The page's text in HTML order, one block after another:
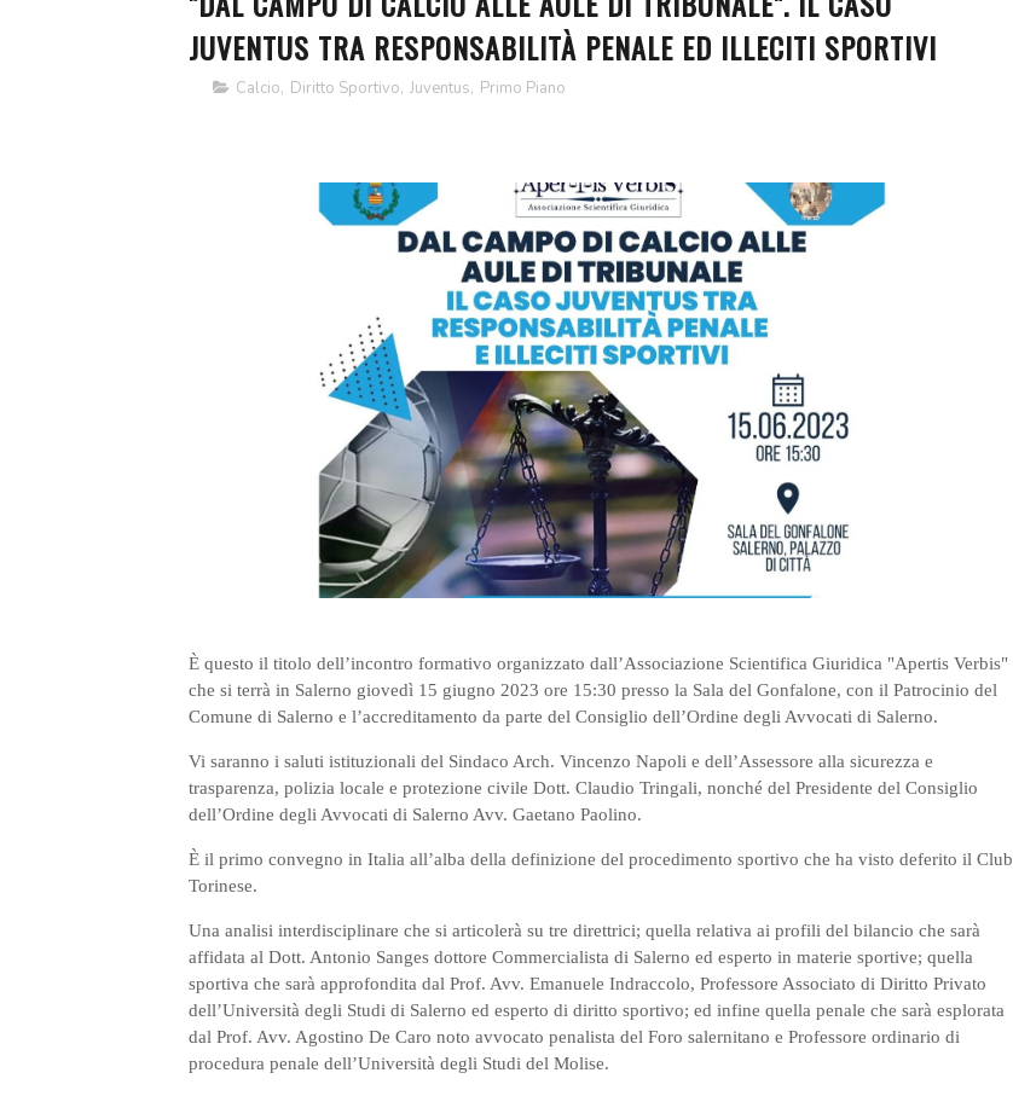
JUVENTUS TRA RESPONSABILITÀ PENALE ED ILLECITI SPORTIVI
Calcio, Diritto Sportivo, Juventus, Primo Piano
È questo il titolo dell’incontro formativo organizzato dall’Associazione Scientifica Giuridica "Apertis Verbis"
che si terrà in Salerno giovedì 15 giugno 2023 ore 15:30 presso la Sala del Gonfalone, con il Patrocinio del
Comune di Salerno e l’accreditamento da parte del Consiglio dell’Ordine degli Avvocati di Salerno.
Vi saranno i saluti istituzionali del Sindaco Arch. Vincenzo Napoli e dell’Assessore alla sicurezza e
trasparenza, polizia locale e protezione civile Dott. Claudio Tringali, nonché del Presidente del Consiglio
dell’Ordine degli Avvocati di Salerno Avv. Gaetano Paolino.
È il primo convegno in Italia all’alba della definizione del procedimento sportivo che ha visto deferito il Club
Torinese.
Una analisi interdisciplinare che si articolerà su tre direttrici; quella relativa ai profili del bilancio che sarà
affidata al Dott. Antonio Sanges dottore Commercialista di Salerno ed esperto in materie sportive; quella
sportiva che sarà approfondita dal Prof. Avv. Emanuele Indraccolo, Professore Associato di Diritto Privato
dell’Università degli Studi di Salerno ed esperto di diritto sportivo; ed infine quella penale che sarà esplorata
dal Prof. Avv. Agostino De Caro noto avvocato penalista del Foro salernitano e Professore ordinario di
procedura penale dell’Università degli Studi del Molise.